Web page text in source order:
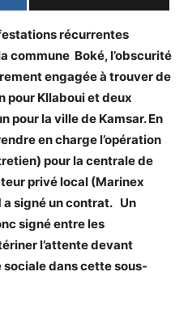
récurrentes
commune Boké, l’obscurité
engagée à trouver de
pour Kllaboui et deux
pour la ville de Kamsar. En
en charge l’opération
pour la centrale de
privé local (Marinex
a signé un contrat. Un
signé entre les
l’attente devant
dans cette sous-